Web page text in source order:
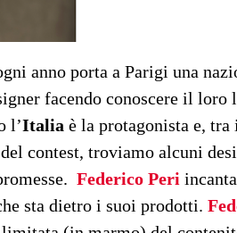
anno porta a Parigi una
facendo conoscere il loro
l’Italia è la protagonista e, tra i
contest, troviamo alcuni
Federico Peri
sta dietro i suoi prodotti.